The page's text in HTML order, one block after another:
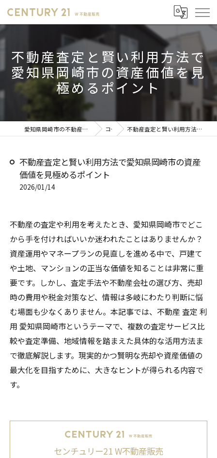
不動産査定と賢い利用方法で
愛知県岡崎市の資産価値を見
極めるポイント
愛知県岡崎市の不動産売却ならセンチュリー21 W不動産販売 コラム 不動産査定と賢い利用方法で愛知県岡崎市の資産価値を見極めるポイント
不動産査定と賢い利用方法で愛知県岡崎市の資産
価値を見極めるポイント
2026/01/14
不動産の査定や利用を考えたとき、愛知県岡崎市でどこ
から手を付ければいいか迷われたことはありませんか？
資産運用やマネープランの見直しを進める中で、戸建て
や土地、マンションの正当な価値を知ることは非常に重
要です。しかし、査定手法や不動産会社の選び方、売却
時の費用や税金対策など、情報は多岐にわたり判断に悩
む場面も少なくありません。本記事では、不動産 査定 利
用 愛知県岡崎市というテーマで、複数の査定サービス比
較や査定準備、地域情報を踏まえた具体的な活用方法ま
で徹底解説します。現実的かつ賢明な売却や資産価値の
最大化を目指すために、大きなヒントが得られる内容で
す。
センチュリー21 W不動産販売